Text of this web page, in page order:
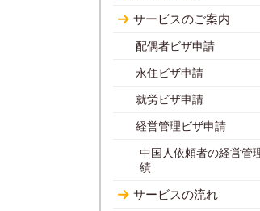
サービスのご案内
配偶者ビザ申請
永住ビザ申請
就労ビザ申請
経営管理ビザ申請
中国人依頼者の経営管
績
サービスの流れ